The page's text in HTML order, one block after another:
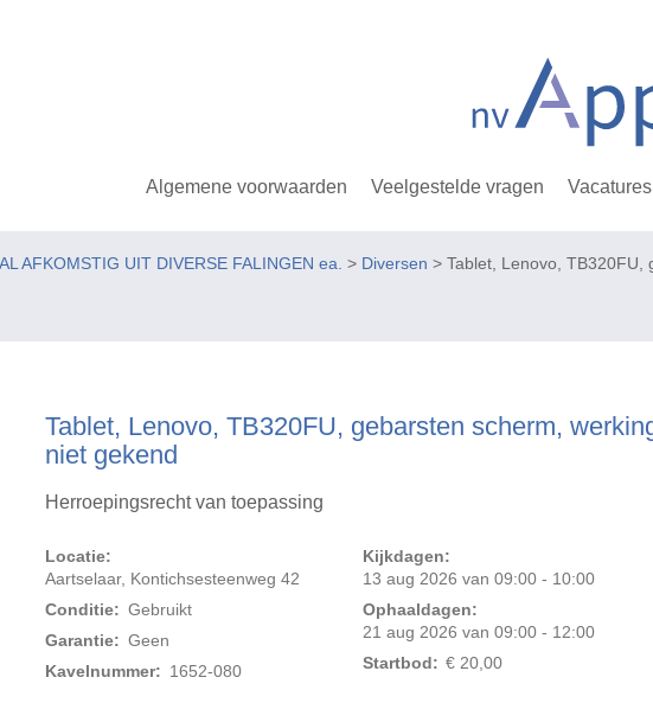
Algemene voorwaarden Veelgestelde vragen Vacatures
AFKOMSTIG UIT DIVERSE FALINGEN ea. > Diversen > Tablet, Lenovo, TB320FU,
Tablet, Lenovo, TB320FU, gebarsten scherm,
niet gekend
Herroepingsrecht van toepassing
Locatie:
Aartselaar, Kontichsesteenweg 42
Conditie: Gebruikt
Garantie: Geen
Kavelnummer: 1652-080
Kijkdagen:
13 aug 2026 van 09:00 - 10:00
Ophaaldagen:
21 aug 2026 van 09:00 - 12:00
Startbod: € 20,00